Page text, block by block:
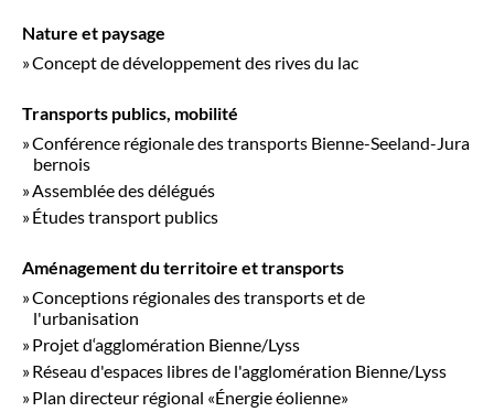
Nature et paysage
Concept de développement des rives du lac
Transports publics, mobilité
Conférence régionale des transports Bienne-Seeland-Jura
bernois
Assemblée des délégués
Études transport publics
Aménagement du territoire et transports
Conceptions régionales des transports et de
l'urbanisation
Projet d‘agglomération Bienne/Lyss
Réseau d'espaces libres de l'agglomération Bienne/Lyss
Plan directeur régional «Énergie éolienne»